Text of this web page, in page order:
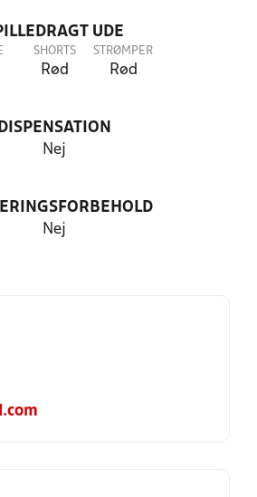
UDE
SHORTS
Rød
STRØMPER
Rød
DISPENSATION
Nej
Nej